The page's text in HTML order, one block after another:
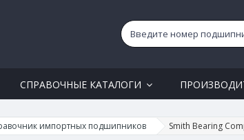
СПРАВОЧНЫЕ КАТАЛОГИ
импортных подшипников Smith Bearing